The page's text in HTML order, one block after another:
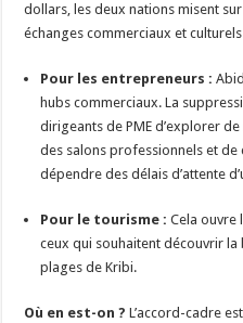
dollars, les deux nations misent
échanges commerciaux et
Pour les entrepreneurs :
hubs commerciaux. La
dirigeants de PME d’explorer
des salons professionnels et de
dépendre des délais d’attente
Pour le tourisme : Cela ouvre
ceux qui souhaitent découvrir
plages de Kribi.
Où en est-on ? L’accord-cadre